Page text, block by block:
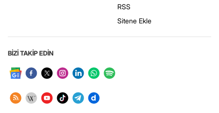
RSS
Sitene Ekle
BİZİ TAKİP EDİN